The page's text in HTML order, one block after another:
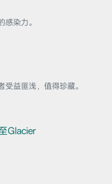
染力。
益匪浅，值得珍藏。
Glacier